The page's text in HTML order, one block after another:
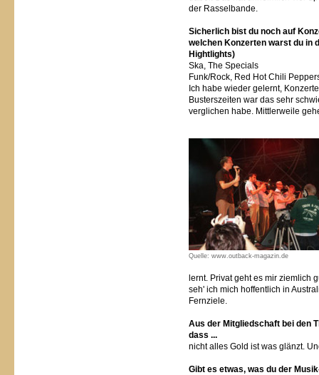
der Rasselbande.
Sicherlich bist du noch auf
welchen Konzerten warst du in
Hightlights)
Ska, The Specials
Funk/Rock, Red Hot Chili
Ich habe wieder gelernt,
Busterszeiten war das sehr
verglichen habe. Mittlerweile
Quelle: www.outback-magazin.de
lernt. Privat geht es mir ziemlich
seh' ich mich hoffentlich in
Fernziele.
Aus der Mitgliedschaft bei den
dass ...
nicht alles Gold ist was glänzt.
Gibt es etwas, was du der